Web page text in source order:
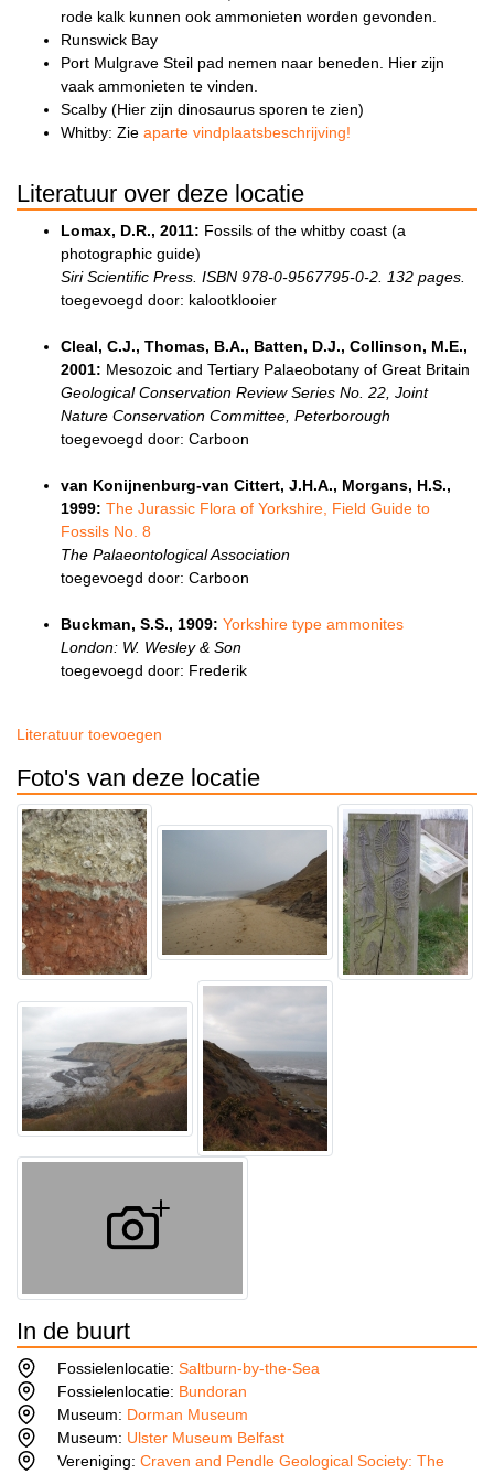
rode kalk kunnen ook ammonieten worden gevonden.
Runswick Bay
Port Mulgrave Steil pad nemen naar beneden. Hier zijn
vaak ammonieten te vinden.
Scalby (Hier zijn dinosaurus sporen te zien)
Whitby: Zie aparte vindplaatsbeschrijving!
Literatuur over deze locatie
Lomax, D.R., 2011: Fossils of the whitby coast (a
photographic guide)
Siri Scientific Press. ISBN 978-0-9567795-0-2. 132 pages.
toegevoegd door: kalootklooier
Cleal, C.J., Thomas, B.A., Batten, D.J., Collinson, M.E.,
2001: Mesozoic and Tertiary Palaeobotany of Great Britain
Geological Conservation Review Series No. 22, Joint
Nature Conservation Committee, Peterborough
toegevoegd door: Carboon
van Konijnenburg-van Cittert, J.H.A., Morgans, H.S.,
1999: The Jurassic Flora of Yorkshire, Field Guide to
Fossils No. 8
The Palaeontological Association
toegevoegd door: Carboon
Buckman, S.S., 1909: Yorkshire type ammonites
London: W. Wesley & Son
toegevoegd door: Frederik
Literatuur toevoegen
Foto's van deze locatie
In de buurt
Fossielenlocatie:Saltburn-by-the-Sea
Fossielenlocatie: Bundoran
Museum: Dorman Museum
Museum: Ulster Museum Belfast
Vereniging:Craven and Pendle Geological Society: The